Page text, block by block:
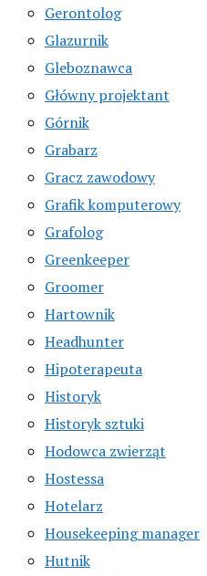
Gerontolog
Glazurnik
Gleboznawca
Główny projektant
Górnik
Grabarz
Gracz zawodowy
Grafik komputerowy
Grafolog
Greenkeeper
Groomer
Hartownik
Headhunter
Hipoterapeuta
Historyk
Historyk sztuki
Hodowca zwierząt
Hostessa
Hotelarz
Housekeeping manager
Hutnik